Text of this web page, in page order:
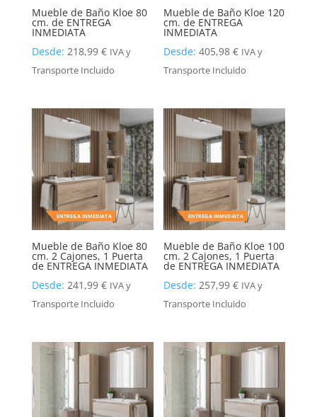
Mueble de Baño Kloe 80
cm. de ENTREGA
INMEDIATA
Desde: 218,99 € IVA y
Transporte Incluido
Mueble de Baño Kloe 120
cm. de ENTREGA
INMEDIATA
Desde:405,98€ IVA y
Transporte Incluido
ENTREGA INMEDIATA
Mueble de Baño Kloe 80
cm. 2 Cajones, 1 Puerta
de ENTREGA INMEDIATA
Desde: 241,99 € IVA y
Transporte Incluido
ENTREGA INMEDIATA
Mueble de Baño Kloe 100
cm. 2 Cajones, 1 Puerta
de ENTREGA INMEDIATA
Desde:257,99€ IVA y
Transporte Incluido